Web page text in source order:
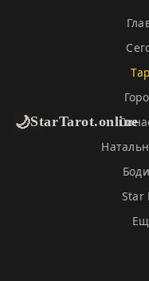
🌙StarTarot.online
Star